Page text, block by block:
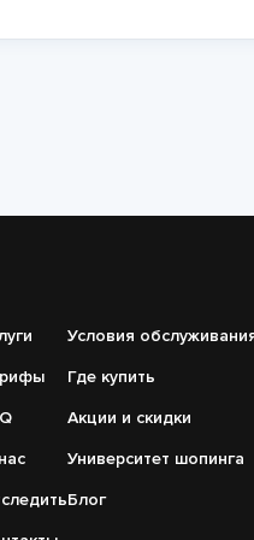
Подвал
справа
Условия
Где купить
Акции и скидки
Университет шопинга
Блог